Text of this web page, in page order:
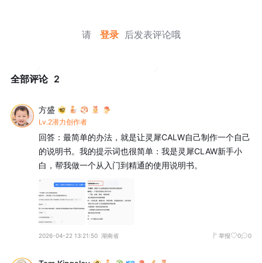
请 登录 后发表评论哦
全部评论 2
方盛
Lv.2潜力创作者
回答：最简单的办法，就是让灵犀CALW自己制作一个自己
的说明书。我的提示词也很简单：我是灵犀CLAW新手小
白，帮我做一个从入门到精通的使用说明书。
2026-04-22 13:21:50 湖南省 举报 0 0